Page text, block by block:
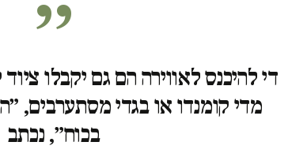
די להיכנס לאווירה הם גם יקבלו
מדי קומנדו או בגדי מסתערבים,
בכוח״, נכתב